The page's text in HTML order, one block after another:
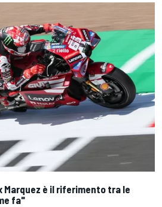
Marquez è il riferimento tra le
fa"